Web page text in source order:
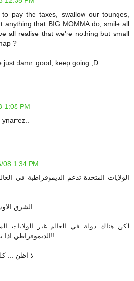
pay the taxes, swallow our tounges,
anything that BIG MOMMA do, smile all
all realise that we're nothing but small
?
just damn good, keep going ;D
1:08 PM
08 1:34 PM
الولايات المتحدة تدعم الديموقراطية في
الشرق
لكن هناك دولة في العالم غير الولايات
الديموقراطي اذا تعارض مع مصالحها ؟!!
لا اظن ...